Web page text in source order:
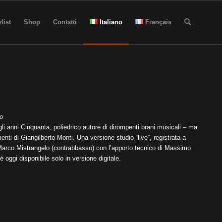
Shop Contatti Italiano Français
anni Cinquanta, poliedrico autore di dirompenti brani musicali – ma
di Giangilberto Monti. Una versione studio “live”, registrata a
Mistrangelo (contrabbasso) con l’apporto tecnico di Massimo
oggi disponibile solo in versione digitale.